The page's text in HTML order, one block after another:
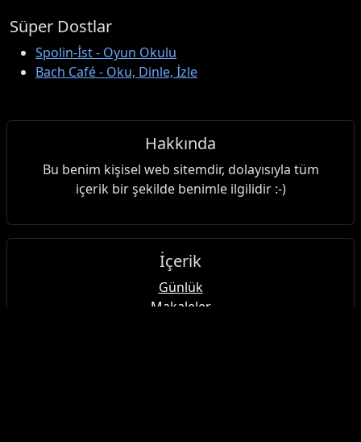
Süper Dostlar
Spolin-İst - Oyun Okulu
Bach Café - Oku, Dinle, İzle
Hakkında
Bu benim kişisel web sitemdir, dolayısıyla tüm
içerik bir şekilde benimle ilgilidir :-)
İçerik
Günlük
Makaleler